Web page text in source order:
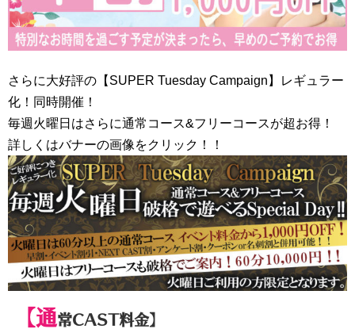
さらに大好評の【SUPER Tuesday Campaign】レギュラー
化！同時開催！
毎週火曜日はさらに通常コース&フリーコースが超お得！
詳しくはバナーの画像をクリック！！
【通常CAST料金】